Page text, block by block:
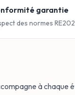
garantie
des normes
à chaque